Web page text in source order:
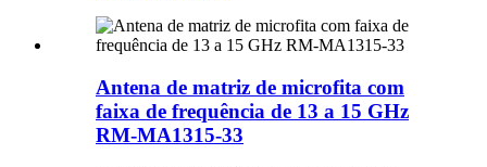
Antena de matriz de microfita com
faixa de frequência de 13 a 15 GHz
RM-MA1315-33